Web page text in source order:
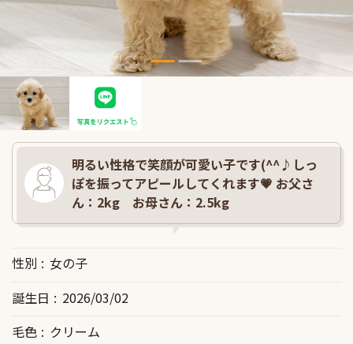
明るい性格で笑顔が可愛い子です(^^♪しっ
ぽを振ってアピールしてくれます💗 お父さ
ん：2kg お母さん：2.5kg
性別
女の子
誕生日
2026/03/02
毛色
クリーム